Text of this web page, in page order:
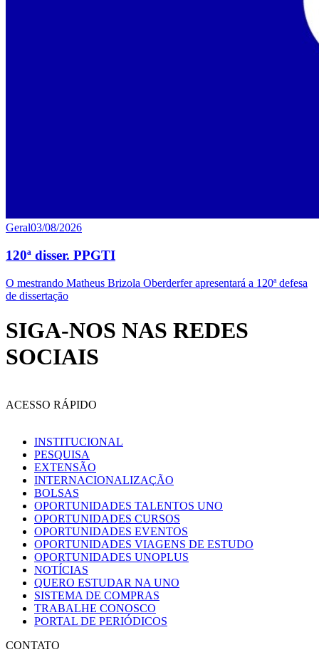
Geral03/08/2026
120ª disser. PPGTI
O mestrando Matheus Brizola Oberderfer apresentará a 120ª defesa
de dissertação
SIGA-NOS NAS REDES
SOCIAIS
ACESSO RÁPIDO
INSTITUCIONAL
PESQUISA
EXTENSÃO
INTERNACIONALIZAÇÃO
BOLSAS
OPORTUNIDADES TALENTOS UNO
OPORTUNIDADES CURSOS
OPORTUNIDADES EVENTOS
OPORTUNIDADES VIAGENS DE ESTUDO
OPORTUNIDADES UNOPLUS
NOTÍCIAS
QUERO ESTUDAR NA UNO
SISTEMA DE COMPRAS
TRABALHE CONOSCO
PORTAL DE PERIÓDICOS
CONTATO